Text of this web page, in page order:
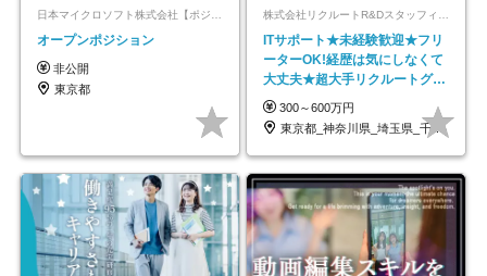
オープンポジション
非公開
東京都
ITサポート★未経験歓迎★フリ
ーターOK!経歴は気にしなくて
大丈夫★超大手リクルートグル
ープの正社員/sg
300～600万円
東京都_神奈川県_埼玉県_千葉県_大阪府…